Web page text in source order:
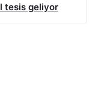
tesis geliyor